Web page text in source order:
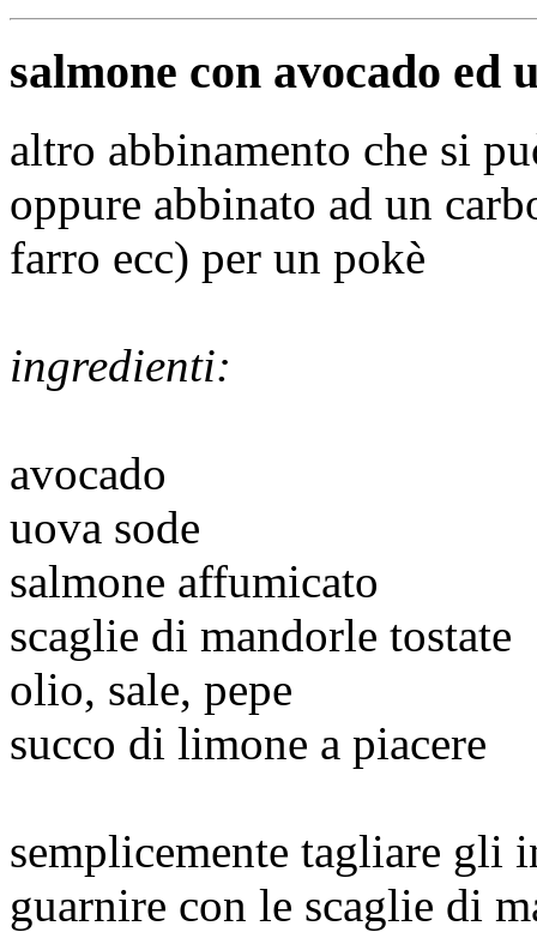
salmone con avocado ed
altro abbinamento che si
oppure abbinato ad un
farro ecc) per un pokè
ingredienti:
avocado
uova sode
salmone affumicato
scaglie di mandorle tostate
olio, sale, pepe
succo di limone a piacere
semplicemente tagliare gli
guarnire con le scaglie di